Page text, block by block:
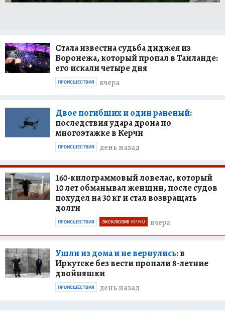
Стала известна судьба диджея из
Воронежа, который пропал в Таиланде:
его искали четыре дня
вчера
ПРОИСШЕСТВИЯ
Двое погибших и один раненый:
последствия удара дрона по
многоэтажке в Керчи
день назад
ПРОИСШЕСТВИЯ
160-килограммовый ловелас, который
10 лет обманывал женщин, после судов
похудел на 30 кг и стал возвращать
долги
вчера
ПРОИСШЕСТВИЯ ЭКСКЛЮЗИВ KP.RU
Ушли из дома и не вернулись:в
Иркутске без вести пропали 8-летние
двойняшки
день назад
ПРОИСШЕСТВИЯ